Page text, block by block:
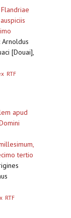
Arnoldus
[Douai],
RTF
apud
tertio
RTF